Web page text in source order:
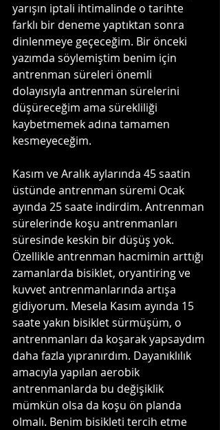
yarışın iptali ihtimalinde o tarihte
farklı bir deneme yaptıktan sonra
dinlenmeye geçeceğim. Bir önceki
yazımda söylemiştim benim için
antrenman süreleri önemli
dolayısıyla antrenman sürelerini
düşüreceğim ama sürekliliği
kaybetmemek adına tamamen
kesmeyeceğim.
Kasım ve Aralık aylarında 45 saatin
üstünde antrenman süremi Ocak
ayında 25 saate indirdim. Antrenman
sürelerinde koşu antrenmanları
süresinde keskin bir düşüş yok.
Özellikle antrenman hacmimin arttığı
zamanlarda bisiklet, oryantiring ve
kuvvet antrenmanlarında artışa
gidiyorum. Mesela Kasım ayında 15
saate yakın bisiklet sürmüşüm, o
antrenmanları da koşarak yapsaydım
daha fazla yıpranırdım. Dayanıklılık
amacıyla yapılan aerobik
antrenmanlarda bu değişiklik
mümkün olsa da koşu ön planda
olmalı. Benim bisikleti tercih etme